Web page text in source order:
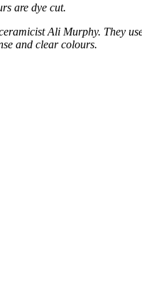
are dye cut.
Ali Murphy. They
and clear colours.